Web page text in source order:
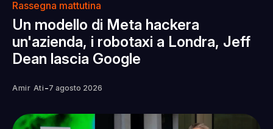
Rassegna mattutina
Un modello di Meta hackera
un'azienda, i robotaxi a Londra, Jeff
Dean lascia Google
Amir Ati -7 agosto 2026